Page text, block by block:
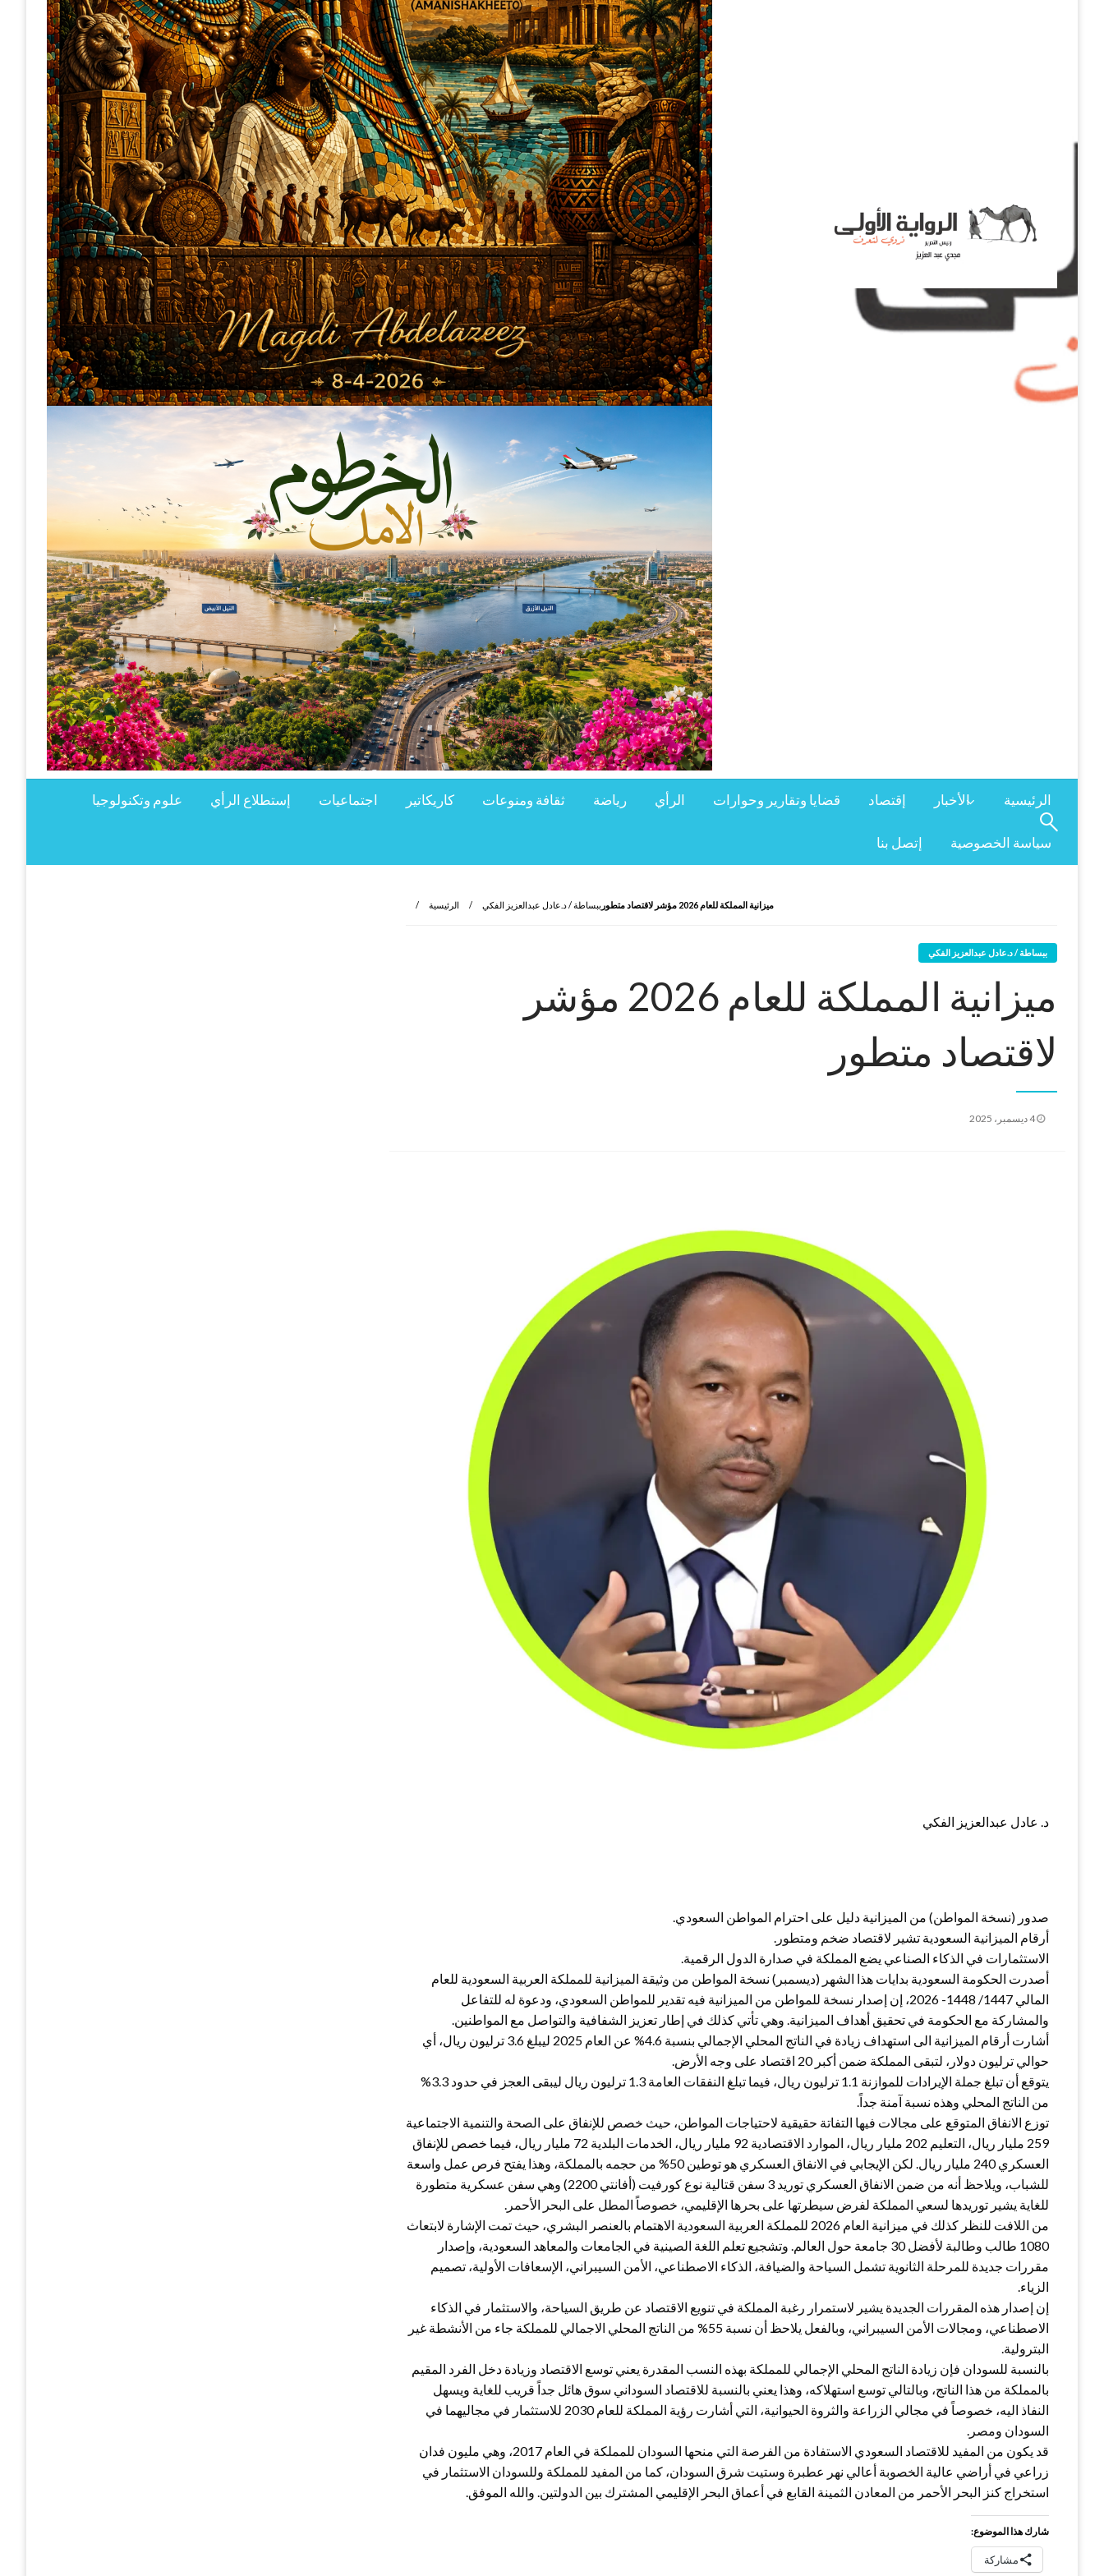
الرواية الأولى
نروي لتعرف
الرئيسية الأخبار إقتصاد قضايا وتقارير وحوارات الرأي رياضة ثقافة ومنوعات كاريكاتير اجتماعيات إستطلاع الرأي علوم وتكنولوجيا
سياسة الخصوصية إتصل بنا
الرئيسية ببساطة / د.عادل عبدالعزيز الفكي ميزانية المملكة للعام 2026 مؤشر لاقتصاد متطور
ببساطة / د.عادل عبدالعزيز الفكي
ميزانية المملكة للعام 2026 مؤشر
لاقتصاد متطور
نُشر
4 ديسمبر، 2025
د. عادل عبدالعزيز الفكي
صدور (نسخة المواطن) من الميزانية دليل على احترام المواطن السعودي.
أرقام الميزانية السعودية تشير لاقتصاد ضخم ومتطور.
الاستثمارات في الذكاء الصناعي يضع المملكة في صدارة الدول الرقمية.
أصدرت الحكومة السعودية بدايات هذا الشهر (ديسمبر) نسخة المواطن من وثيقة الميزانية للمملكة العربية السعودية للعام
المالي 1447/ 1448- 2026، إن إصدار نسخة للمواطن من الميزانية فيه تقدير للمواطن السعودي، ودعوة له للتفاعل
والمشاركة مع الحكومة في تحقيق أهداف الميزانية. وهي تأتي كذلك في إطار تعزيز الشفافية والتواصل مع المواطنين.
أشارت أرقام الميزانية الى استهداف زيادة في الناتج المحلي الإجمالي بنسبة 4.6% عن العام 2025 ليبلغ 3.6 ترليون ريال، أي
حوالي ترليون دولار، لتبقى المملكة ضمن أكبر 20 اقتصاد على وجه الأرض.
يتوقع أن تبلغ جملة الإيرادات للموازنة 1.1 ترليون ريال، فيما تبلغ النفقات العامة 1.3 ترليون ريال ليبقى العجز في حدود 3.3%
من الناتج المحلي وهذه نسبة آمنة جداً.
توزع الانفاق المتوقع على مجالات فيها التفاتة حقيقية لاحتياجات المواطن، حيث خصص للإنفاق على الصحة والتنمية الاجتماعية
259 مليار ريال، التعليم 202 مليار ريال، الموارد الاقتصادية 92 مليار ريال، الخدمات البلدية 72 مليار ريال، فيما خصص للإنفاق
العسكري 240 مليار ريال. لكن الإيجابي في الانفاق العسكري هو توطين 50% من حجمه بالمملكة، وهذا يفتح فرص عمل واسعة
للشباب، ويلاحظ أنه من ضمن الانفاق العسكري توريد 3 سفن قتالية نوع كورفيت (أفانتي 2200) وهي سفن عسكرية متطورة
للغاية يشير توريدها لسعي المملكة لفرض سيطرتها على بحرها الإقليمي، خصوصاً المطل على البحر الأحمر.
من اللافت للنظر كذلك في ميزانية العام 2026 للمملكة العربية السعودية الاهتمام بالعنصر البشري، حيث تمت الإشارة لابتعاث
1080 طالب وطالبة لأفضل 30 جامعة حول العالم. وتشجيع تعلم اللغة الصينية في الجامعات والمعاهد السعودية، وإصدار
مقررات جديدة للمرحلة الثانوية تشمل السياحة والضيافة، الذكاء الاصطناعي، الأمن السيبراني، الإسعافات الأولية، تصميم
الزياء.
إن إصدار هذه المقررات الجديدة يشير لاستمرار رغبة المملكة في تنويع الاقتصاد عن طريق السياحة، والاستثمار في الذكاء
الاصطناعي، ومجالات الأمن السيبراني، وبالفعل يلاحظ أن نسبة 55% من الناتج المحلي الاجمالي للمملكة جاء من الأنشطة غير
البترولية.
بالنسبة للسودان فإن زيادة الناتج المحلي الإجمالي للمملكة بهذه النسب المقدرة يعني توسع الاقتصاد وزيادة دخل الفرد المقيم
بالمملكة من هذا الناتج، وبالتالي توسع استهلاكه، وهذا يعني بالنسبة للاقتصاد السوداني سوق هائل جداً قريب للغاية ويسهل
النفاذ اليه، خصوصاً في مجالي الزراعة والثروة الحيوانية، التي أشارت رؤية المملكة للعام 2030 للاستثمار في مجاليهما في
السودان ومصر.
قد يكون من المفيد للاقتصاد السعودي الاستفادة من الفرصة التي منحها السودان للمملكة في العام 2017، وهي مليون فدان
زراعي في أراضي عالية الخصوبة أعالي نهر عطبرة وستيت شرق السودان، كما من المفيد للمملكة وللسودان الاستثمار في
استخراج كنز البحر الأحمر من المعادن الثمينة القابع في أعماق البحر الإقليمي المشترك بين الدولتين. والله الموفق.
شارك هذا الموضوع:
مشاركة